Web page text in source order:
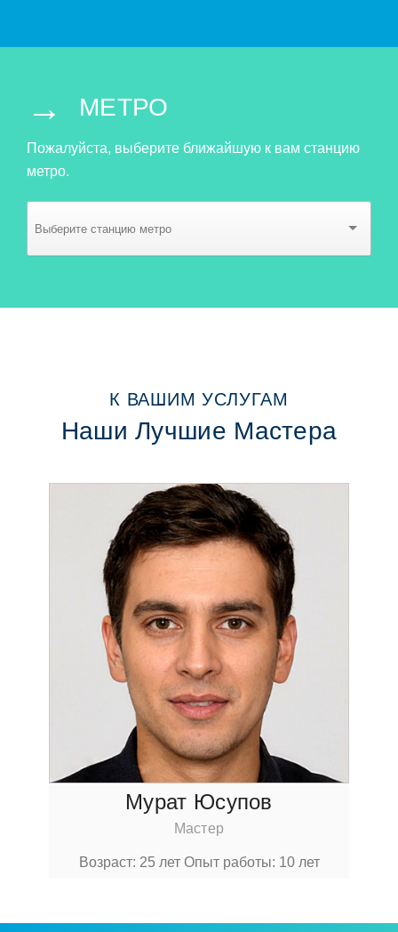
→ МЕТРО
Пожалуйста, выберите ближайшую к вам станцию
метро.
К ВАШИМ УСЛУГАМ
Наши Лучшие Мастера
Мурат Юсупов
Мастер
Возраст: 25 летОпыт работы: 10 лет